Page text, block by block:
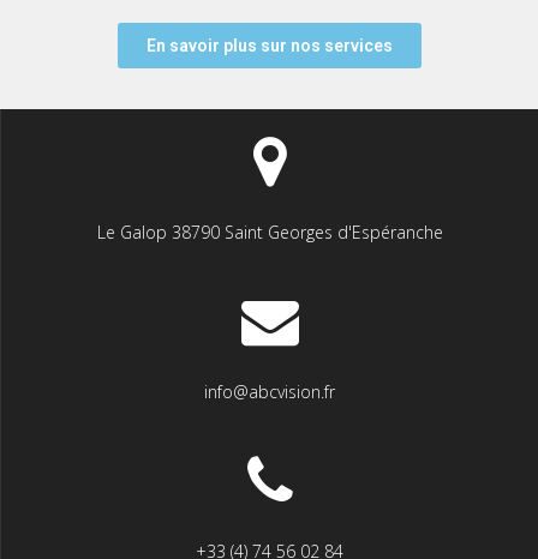
En savoir plus sur nos services
Le Galop 38790 Saint Georges d'Espéranche
info@abcvision.fr
+33 (4) 74 56 02 84